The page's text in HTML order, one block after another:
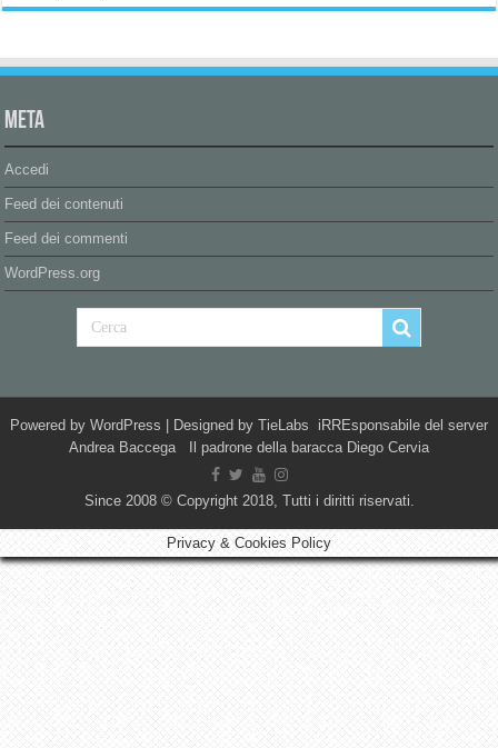
Meta
Accedi
Feed dei contenuti
Feed dei commenti
WordPress.org
Powered by WordPress | Designed by TieLabs iRREsponsabile del server
Andrea Baccega Il padrone della baracca Diego Cervia
Since 2008 © Copyright 2018, Tutti i diritti riservati.
Privacy & Cookies Policy